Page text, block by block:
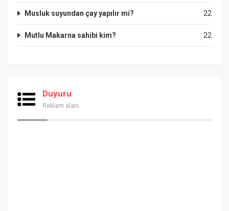
22
Musluk suyundan çay yapılır mi?
22
Mutlu Makarna sahibi kim?
Duyuru
Reklam alanı